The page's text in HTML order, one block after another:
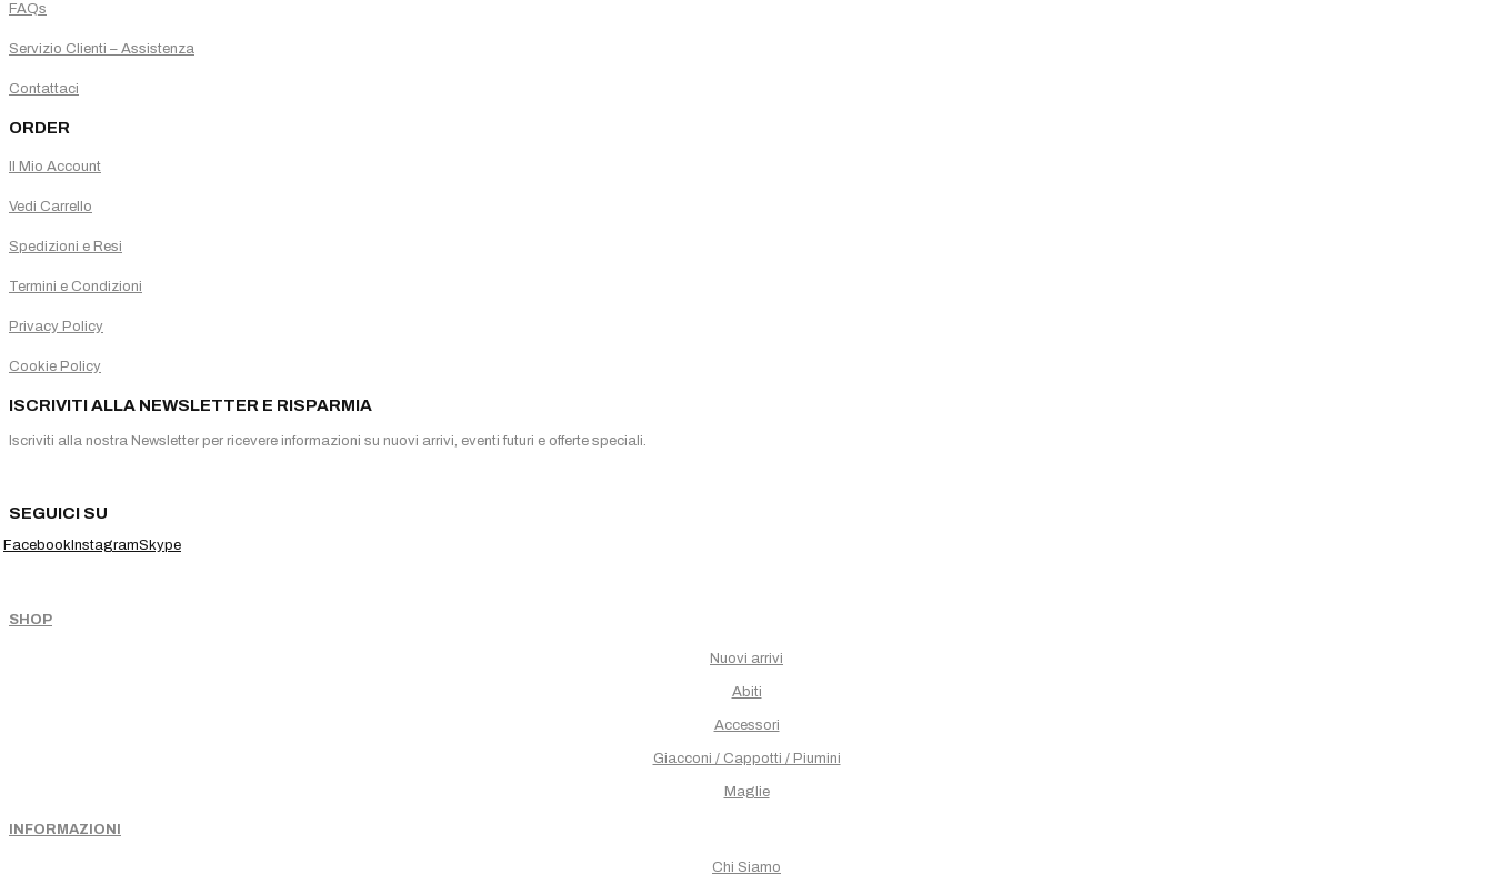
FAQs
Servizio Clienti – Assistenza
Contattaci
ORDER
Il Mio Account
Vedi Carrello
Spedizioni e Resi
Termini e Condizioni
Privacy Policy
Cookie Policy
ISCRIVITI ALLA NEWSLETTER E RISPARMIA
Iscriviti alla nostra Newsletter per ricevere informazioni su nuovi arrivi, eventi futuri e offerte speciali.
SEGUICI SU
Facebook InstagramSkype
SHOP
Nuovi arrivi
Abiti
Accessori
Giacconi / Cappotti / Piumini
Maglie
INFORMAZIONI
Chi Siamo